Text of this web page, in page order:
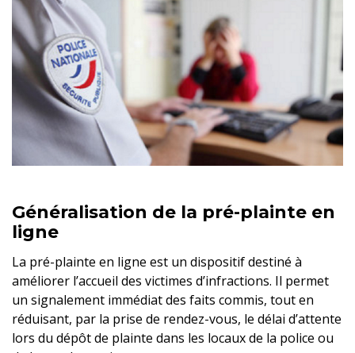
Généralisation de la pré-plainte en
ligne
La pré-plainte en ligne est un dispositif destiné à
améliorer l’accueil des victimes d’infractions. Il permet
un signalement immédiat des faits commis, tout en
réduisant, par la prise de rendez-vous, le délai d’attente
lors du dépôt de plainte dans les locaux de la police ou